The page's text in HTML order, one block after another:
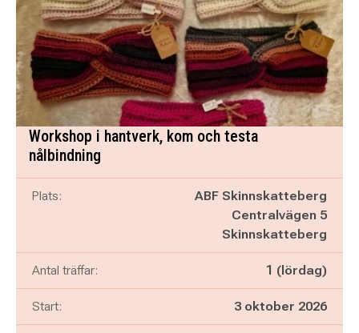
Workshop i hantverk, kom och testa
nålbindning
Plats:
ABF Skinnskatteberg
Centralvägen 5
Skinnskatteberg
Antal träffar: 1 (lördag)
Start: 3 oktober 2026